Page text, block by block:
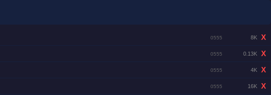
0555 8K
X
0555 0.13K
X
0555 4K
X
0555 16K
X